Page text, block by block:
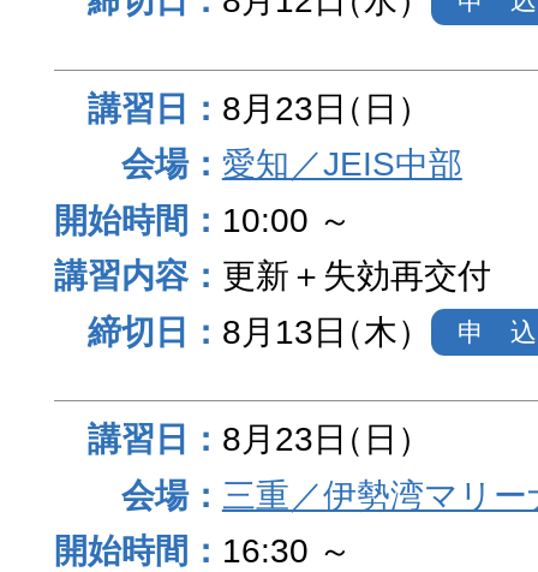
8月23日（日）
愛知／JEIS中部
10:00 ～
更新＋失効再交付
8月13日（木） 申 込
8月23日（日）
三重／伊勢湾マリー
16:30 ～